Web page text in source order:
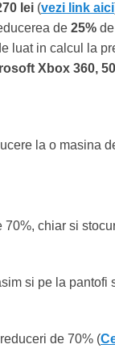
lei (vezi link aici
de 25%
luat in calcul la
Xbox 360,
la o masina
chiar si
si pe la pantofi
de 70% (